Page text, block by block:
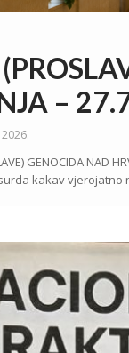
–
GENOCIDA NAD
kakav vjerojatno